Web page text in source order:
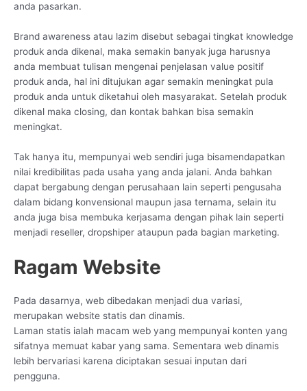
anda pasarkan.
Brand awareness atau lazim disebut sebagai tingkat knowledge
produk anda dikenal, maka semakin banyak juga harusnya
anda membuat tulisan mengenai penjelasan value positif
produk anda, hal ini ditujukan agar semakin meningkat pula
produk anda untuk diketahui oleh masyarakat. Setelah produk
dikenal maka closing, dan kontak bahkan bisa semakin
meningkat.
Tak hanya itu, mempunyai web sendiri juga bisamendapatkan
nilai kredibilitas pada usaha yang anda jalani. Anda bahkan
dapat bergabung dengan perusahaan lain seperti pengusaha
dalam bidang konvensional maupun jasa ternama, selain itu
anda juga bisa membuka kerjasama dengan pihak lain seperti
menjadi reseller, dropshiper ataupun pada bagian marketing.
Ragam Website
Pada dasarnya, web dibedakan menjadi dua variasi,
merupakan website statis dan dinamis.
Laman statis ialah macam web yang mempunyai konten yang
sifatnya memuat kabar yang sama. Sementara web dinamis
lebih bervariasi karena diciptakan sesuai inputan dari
pengguna.